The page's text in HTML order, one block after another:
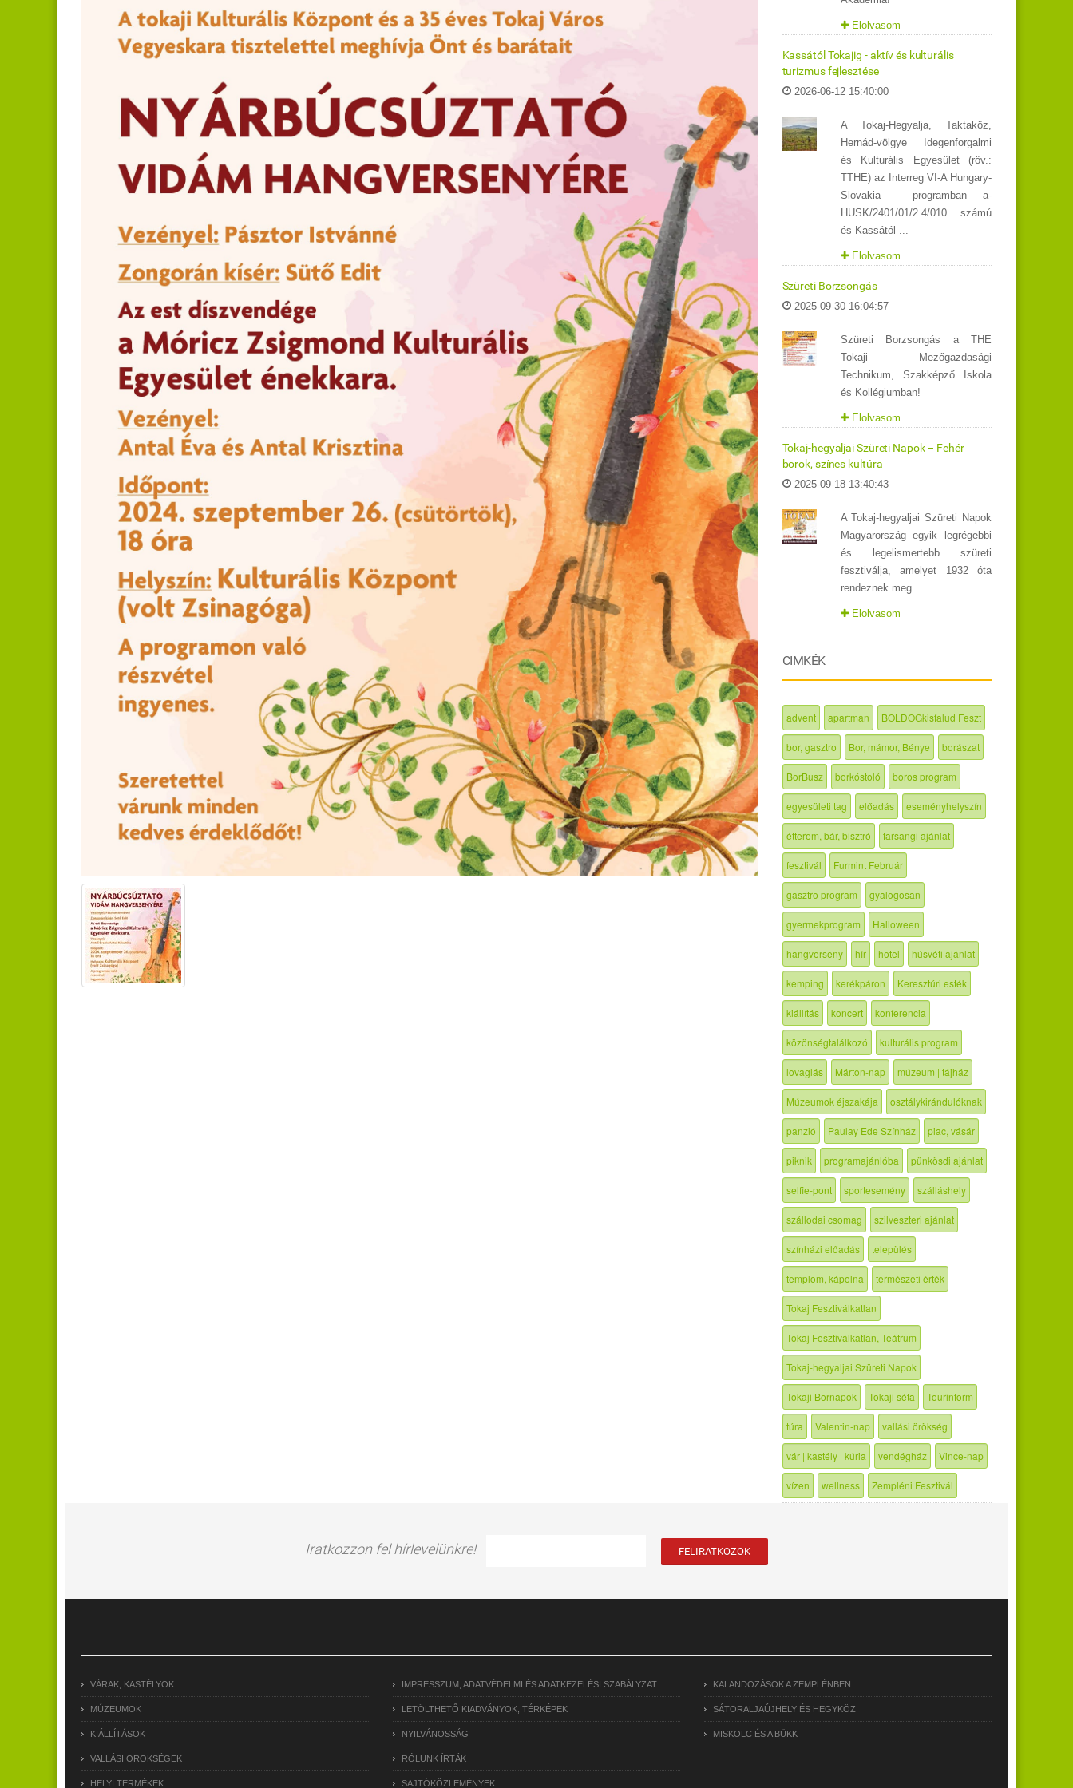
Elolvasom
Kassától Tokajig - aktív és kulturális
turizmus fejlesztése
2026-06-12 15:40:00
A Tokaj-Hegyalja, Taktaköz,
Hernád-völgye Idegenforgalmi
és Kulturális Egyesület (röv.:
TTHE) az Interreg VI-A Hungary-
Slovakia programban a-
HUSK/2401/01/2.4/010 számú
és Kassától ...
Elolvasom
Szüreti Borzsongás
2025-09-30 16:04:57
Szüreti Borzsongás a THE
Tokaji Mezőgazdasági
Technikum, Szakképző Iskola
és Kollégiumban!
Elolvasom
Tokaj-hegyaljai Szüreti Napok – Fehér
borok, színes kultúra
2025-09-18 13:40:43
A Tokaj-hegyaljai Szüreti Napok
Magyarország egyik legrégebbi
és legelismertebb szüreti
fesztiválja, amelyet 1932 óta
rendeznek meg.
Elolvasom
CIMKÉK
advent apartman BOLDOGkisfalud Feszt
bor, gasztro Bor, mámor, Bénye borászat
BorBusz borkóstoló boros program
egyesületi tag előadás eseményhelyszín
étterem, bár, bisztró farsangi ajánlat
fesztivál Furmint Február
gasztro program gyalogosan
gyermekprogram Halloween
hangverseny hír hotel húsvéti ajánlat
kemping kerékpáron Keresztúri esték
kiállítás koncert konferencia
közönségtalálkozó kulturális program
lovaglás Márton-nap múzeum | tájház
Múzeumok éjszakája osztálykirándulóknak
panzió Paulay Ede Színház piac, vásár
piknik programajánlóba pünkösdi ajánlat
selfie-pont sportesemény szálláshely
szállodai csomag szilveszteri ajánlat
színházi előadás település
templom, kápolna természeti érték
Tokaj Fesztiválkatlan
Tokaj Fesztiválkatlan, Teátrum
Tokaj-hegyaljai Szüreti Napok
Tokaji Bornapok Tokaji séta Tourinform
túra Valentin-nap vallási örökség
vár | kastély | kúria vendégház Vince-nap
vízen wellness Zempléni Fesztivál
Iratkozzon fel hírlevelünkre!
VÁRAK, KASTÉLYOK
MÚZEUMOK
KIÁLLÍTÁSOK
VALLÁSI ÖRÖKSÉGEK
HELYI TERMÉKEK
IMPRESSZUM, ADATVÉDELMI ÉS ADATKEZELÉSI SZABÁLYZAT
LETÖLTHETŐ KIADVÁNYOK, TÉRKÉPEK
NYILVÁNOSSÁG
RÓLUNK ÍRTÁK
SAJTÓKÖZLEMÉNYEK
KALANDOZÁSOK A ZEMPLÉNBEN
SÁTORALJAÚJHELY ÉS HEGYKÖZ
MISKOLC ÉS A BÜKK